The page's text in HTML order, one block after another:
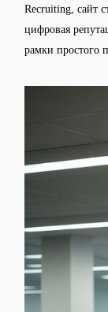
Recruiting, сайт
цифровая
рамки простого